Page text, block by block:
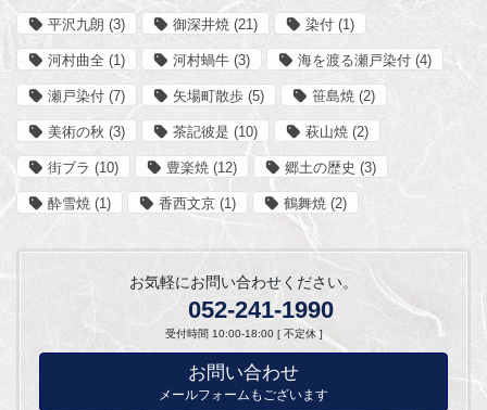
平沢九朗 (3) 御深井焼 (21) 染付 (1)
河村曲全 (1) 河村蝸牛 (3) 海を渡る瀬戸染付 (4)
瀬戸染付 (7) 矢場町散歩 (5) 笹島焼 (2)
美術の秋 (3) 茶記彼是 (10) 萩山焼 (2)
街ブラ (10) 豊楽焼 (12) 郷土の歴史 (3)
酔雪焼 (1) 香西文京 (1) 鶴舞焼 (2)
お気軽にお問い合わせください。
052-241-1990
受付時間 10:00-18:00 [ 不定休 ]
お問い合わせ
メールフォームもございます